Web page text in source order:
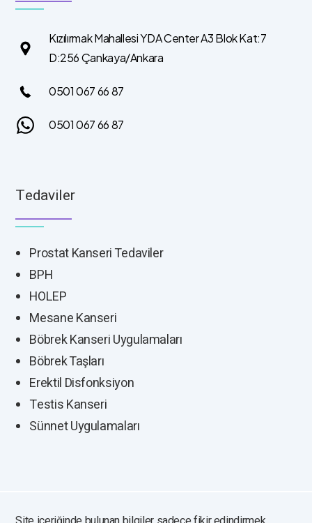
Kızılırmak Mahallesi YDA Center A3 Blok Kat:7
D:256 Çankaya/Ankara
0501 067 66 87
0501 067 66 87
Tedaviler
Prostat Kanseri Tedaviler
BPH
HOLEP
Mesane Kanseri
Böbrek Kanseri Uygulamaları
Böbrek Taşları
Erektil Disfonksiyon
Testis Kanseri
Sünnet Uygulamaları